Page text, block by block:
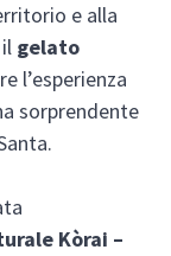
e alla
gelato
l’esperienza
sorprendente
Kòrai –